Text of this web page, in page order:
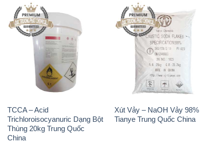
TCCA – Acid
Trichloroisocyanuric Dạng Bột
Thùng 20kg Trung Quốc
China
Xút Vảy – NaOH Vảy 98%
Tianye Trung Quốc China